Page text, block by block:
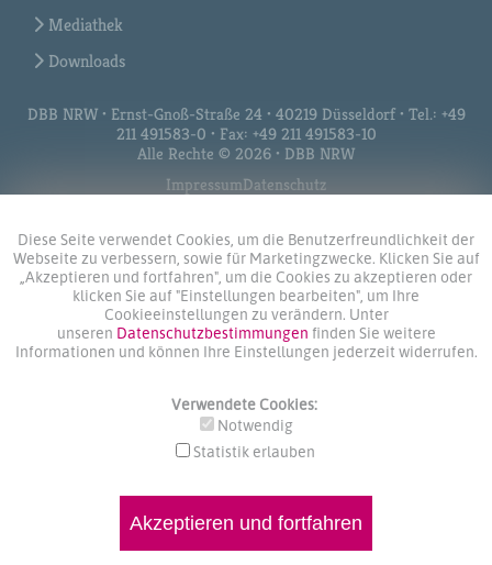
Diese Seite verwendet Cookies, um die Benutzerfreundlichkeit der
Webseite zu verbessern, sowie für Marketingzwecke. Klicken Sie auf
„Akzeptieren und fortfahren", um die Cookies zu akzeptieren oder
klicken Sie auf "Einstellungen bearbeiten", um Ihre
Cookieeinstellungen zu verändern. Unter
unseren Datenschutzbestimmungen finden Sie weitere
Informationen und können Ihre Einstellungen jederzeit widerrufen.
Verwendete Cookies:
Notwendig
Statistik erlauben
Akzeptieren und fortfahren
Mediathek
Downloads
DBB NRW • Ernst-Gnoß-Straße 24 • 40219 Düsseldorf • Tel.: +49
211 491583-0 • Fax: +49 211 491583-10
Alle Rechte © 2026 • DBB NRW
ImpressumDatenschutz